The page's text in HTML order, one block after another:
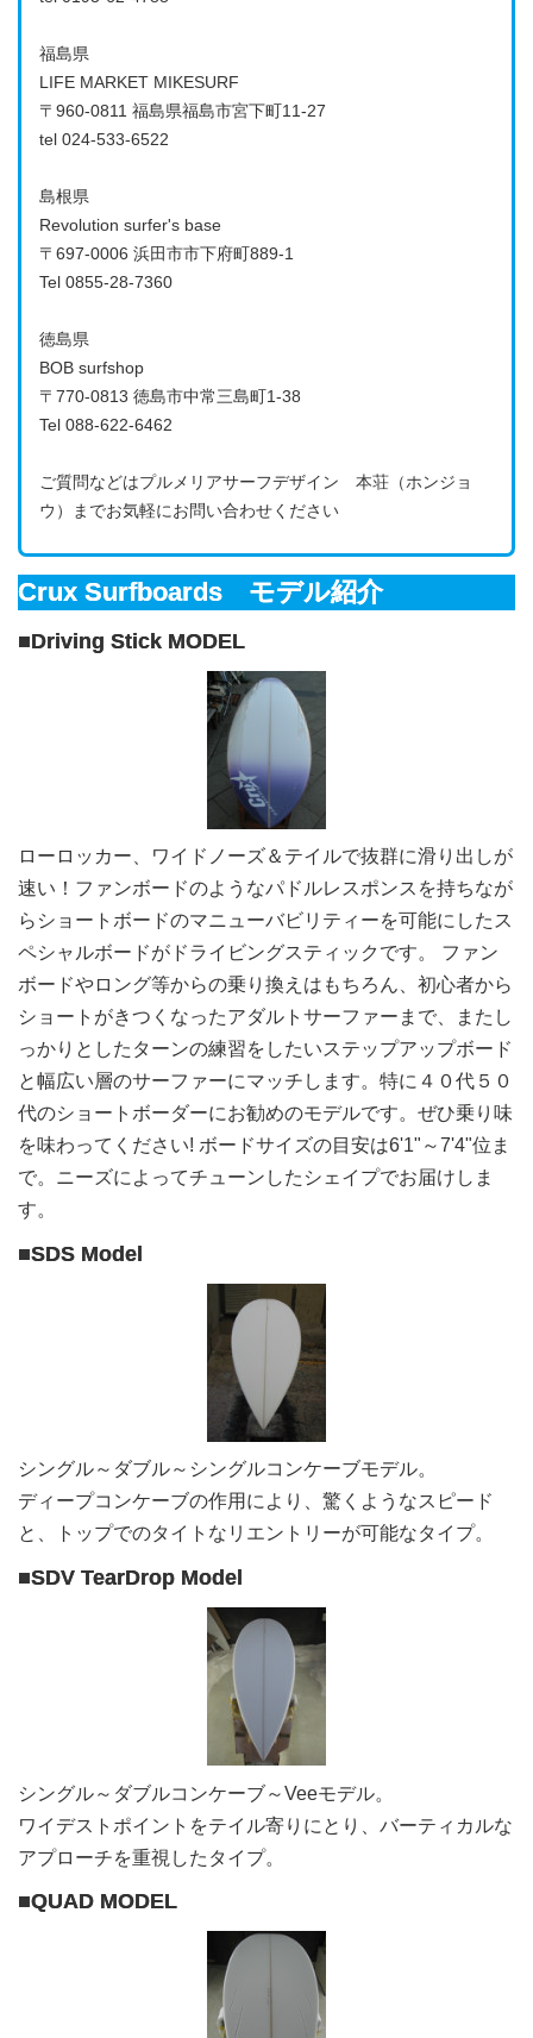
福島県
LIFE MARKET MIKESURF
〒960-0811 福島県福島市宮下町11-27
tel 024-533-6522
島根県
Revolution surfer's base
〒697-0006 浜田市市下府町889-1
Tel 0855-28-7360
徳島県
BOB surfshop
〒770-0813 徳島市中常三島町1-38
Tel 088-622-6462
ご質問などはプルメリアサーフデザイン 本荘（ホンジョ
ウ）までお気軽にお問い合わせください
Crux Surfboards モデル紹介
■Driving Stick MODEL
ローロッカー、ワイドノーズ＆テイルで抜群に滑り出しが
速い！ファンボードのようなパドルレスポンスを持ちなが
らショートボードのマニューバビリティーを可能にしたス
ペシャルボードがドライビングスティックです。 ファン
ボードやロング等からの乗り換えはもちろん、初心者から
ショートがきつくなったアダルトサーファーまで、またし
っかりとしたターンの練習をしたいステップアップボード
と幅広い層のサーファーにマッチします。特に４０代５０
代のショートボーダーにお勧めのモデルです。ぜひ乗り味
を味わってください! ボードサイズの目安は6'1"～7'4"位ま
で。ニーズによってチューンしたシェイプでお届けしま
す。
■SDS Model
シングル～ダブル～シングルコンケーブモデル。
ディープコンケーブの作用により、驚くようなスピード
と、トップでのタイトなリエントリーが可能なタイプ。
■SDV TearDrop Model
シングル～ダブルコンケーブ～Veeモデル。
ワイデストポイントをテイル寄りにとり、バーティカルな
アプローチを重視したタイプ。
■QUAD MODEL